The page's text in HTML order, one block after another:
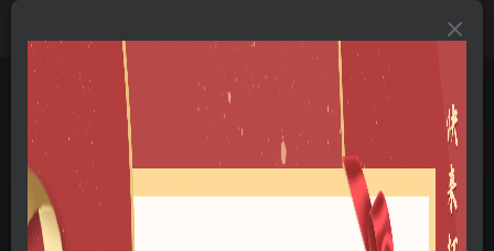
首页 B-方案文本 B0100-景观标准 正文
大型地产集团标准化设计-新古典风格交付区景观
标准化方案及设计指引